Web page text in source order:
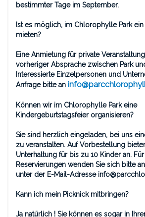
bestimmter Tage im September.
Ist es möglich, im Chlorophylle Park
mieten?
Eine Anmietung für private
vorheriger Absprache zwischen Park
Interessierte Einzelpersonen und
Anfrage bitte an
Können wir im Chlorophylle Park eine
Kindergeburtstagsfeier organisieren?
Sie sind herzlich eingeladen, bei uns
zu veranstalten. Auf Vorbestellung
Unterhaltung für bis zu 10 Kinder an.
Reservierungen wenden Sie sich bitte
unter der E-Mail-Adresse
Kann ich mein Picknick mitbringen?
Ja natürlich ! Sie können es sogar in